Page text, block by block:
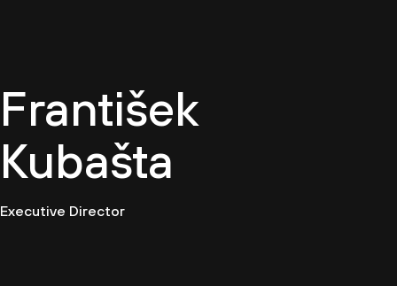
František
Kubašta
Executive Director